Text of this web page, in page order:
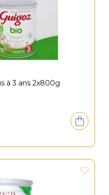
à 3 ans 2x800g